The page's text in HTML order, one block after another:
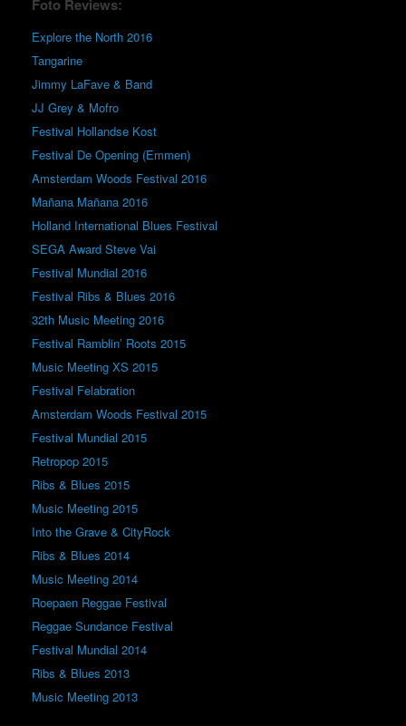
Foto Reviews:
Explore the North 2016
Tangarine
Jimmy LaFave & Band
JJ Grey & Mofro
Festival Hollandse Kost
Festival De Opening (Emmen)
Amsterdam Woods Festival 2016
Mañana Mañana 2016
Holland International Blues Festival
SEGA Award Steve Vai
Festival Mundial 2016
Festival Ribs & Blues 2016
32th Music Meeting 2016
Festival Ramblin’ Roots 2015
Music Meeting XS 2015
Festival Felabration
Amsterdam Woods Festival 2015
Festival Mundial 2015
Retropop 2015
Ribs & Blues 2015
Music Meeting 2015
Into the Grave & CityRock
Ribs & Blues 2014
Music Meeting 2014
Roepaen Reggae Festival
Reggae Sundance Festival
Festival Mundial 2014
Ribs & Blues 2013
Music Meeting 2013